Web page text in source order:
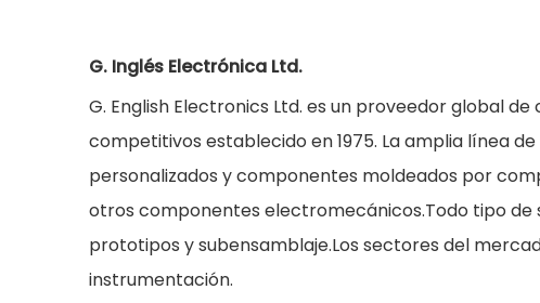
G. Inglés Electrónica Ltd.
G. English Electronics Ltd. es un proveedor global
competitivos establecido en 1975. La amplia línea
personalizados y componentes moldeados por
otros componentes electromecánicos.Todo tipo de
prototipos y subensamblaje.Los sectores del
instrumentación.